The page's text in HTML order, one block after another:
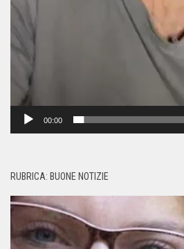
00:00
RUBRICA: BUONE NOTIZIE